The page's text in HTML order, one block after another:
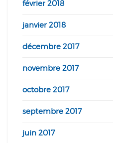
février 2018
janvier 2018
décembre 2017
novembre 2017
octobre 2017
septembre 2017
juin 2017